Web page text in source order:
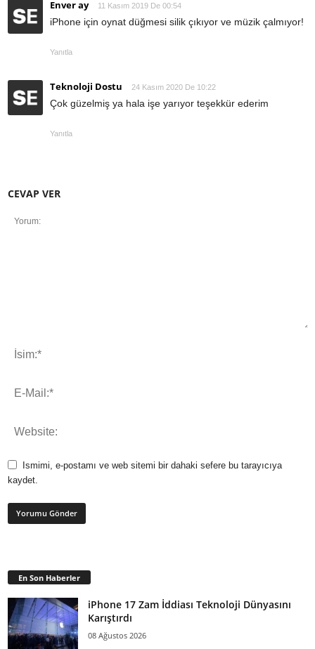
Enver ay 11 Kasım 2019 De 00:54
iPhone için oynat düğmesi silik çıkıyor ve müzik çalmıyor!
Yanıtla
Teknoloji Dostu 24 Kasım 2020 De 10:22
Çok güzelmiş ya hala işe yarıyor teşekkür ederim
Yanıtla
CEVAP VER
Ismimi, e-postamı ve web sitemi bir dahaki sefere bu tarayıcıya
kaydet.
En Son Haberler
iPhone 17 Zam İddiası Teknoloji Dünyasını
Karıştırdı
08 Ağustos 2026